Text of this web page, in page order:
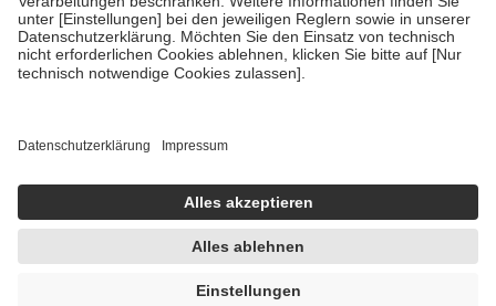
GKV getragen werden
• empfohlenen Schutzimpfungen
• Harn- und Blutteststreifen
getroffen, um sicherzustellen, dass es sich um echte Bewertungen
https://help.etrusted.com/hc/de/articles/4419944605341
Einige Bilder und Inhalte wurden unter Zuhilfenahme künstlicher